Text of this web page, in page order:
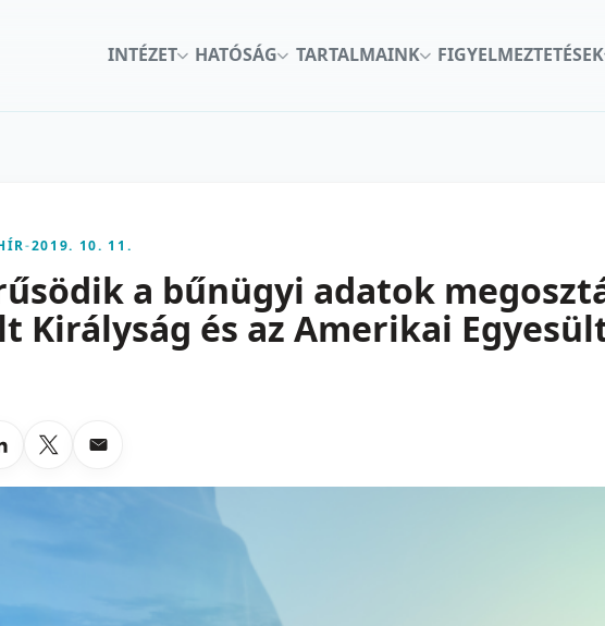
INTÉZET
HATÓSÁG TARTALMAINK FIGYELMEZTETÉSEK
-2019. 10. 11.
a bűnügyi adatok
Királyság és az Amerikai
Facebookon
LinkedInen
Megosztas X-en
Megosztas emailben